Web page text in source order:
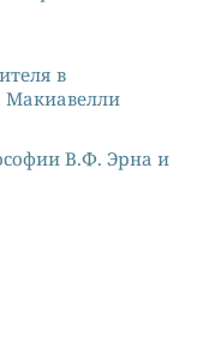
в
Макиавелли
В.Ф. Эрна и